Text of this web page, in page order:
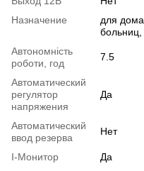
Назначение
для
больниц,
Автономність
роботи, год
7.5
Автоматический
регулятор
напряжения
Да
Автоматический
ввод резерва
Нет
I-Монитор
Да